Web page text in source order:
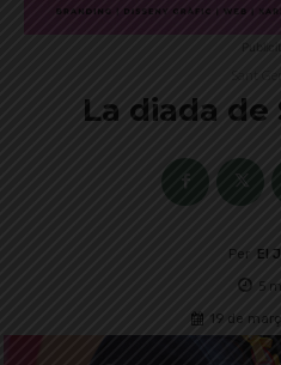
La diada
Per El
5
19 de